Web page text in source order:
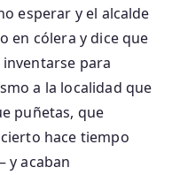
esperar y el alcalde
en cólera y dice que
para
a la localidad que
puñetas, que
hace tiempo
y acaban